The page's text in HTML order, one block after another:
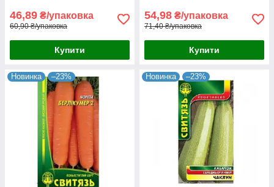
46,89 ₴/упаковка
60,90 ₴/упаковка
Купити
54,98 ₴/упаковка
71,40 ₴/упаковка
Купити
Новинка –23% Новинка –23%